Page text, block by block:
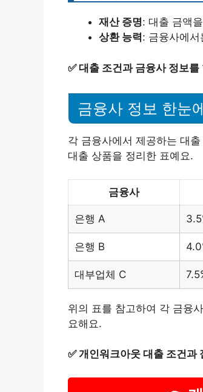
재산 증명: 대출 금액
상환 능력: 금융사에
✅대출 조건과 금융사 정보
금융사 정보 한눈
각 금융사에서 제공하는 대
대출 상품을 정리한 표예요.
금융사
은행 A
은행 B
대부업체 C
위의 표를 참고하여 각 금융
요해요.
✅개인워크아웃 대출 조건과